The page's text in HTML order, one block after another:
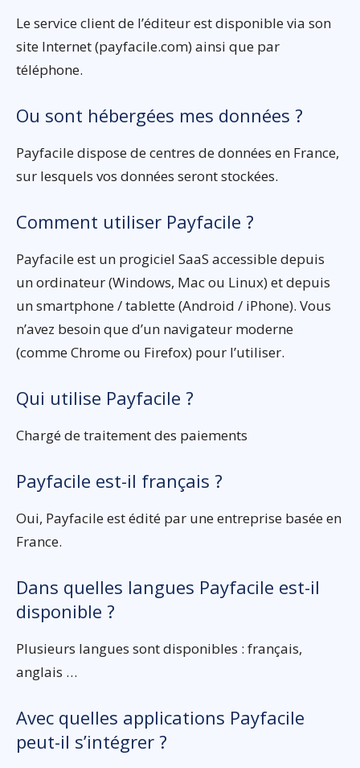
Le service client de l’éditeur est disponible via son
site Internet (payfacile.com) ainsi que par
téléphone.
Ou sont hébergées mes données ?
Payfacile dispose de centres de données en France,
sur lesquels vos données seront stockées.
Comment utiliser Payfacile ?
Payfacile est un progiciel SaaS accessible depuis
un ordinateur (Windows, Mac ou Linux) et depuis
un smartphone / tablette (Android / iPhone). Vous
n’avez besoin que d’un navigateur moderne
(comme Chrome ou Firefox) pour l’utiliser.
Qui utilise Payfacile ?
Chargé de traitement des paiements
Payfacile est-il français ?
Oui, Payfacile est édité par une entreprise basée en
France.
Dans quelles langues Payfacile est-il
disponible ?
Plusieurs langues sont disponibles : français,
anglais …
Avec quelles applications Payfacile
peut-il s’intégrer ?